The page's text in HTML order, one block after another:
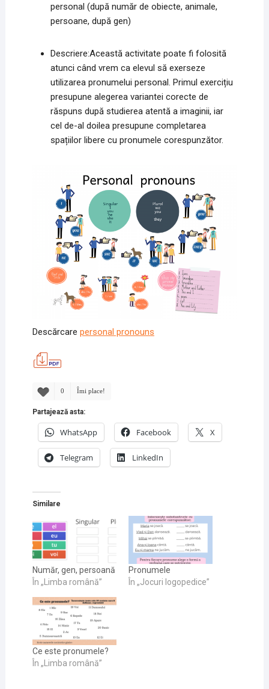
personal (după număr de obiecte, animale,
persoane, după gen)
Descriere:Această activitate poate fi folosită
atunci când vrem ca elevul să exerseze
utilizarea pronumelui personal. Primul exercițiu
presupune alegerea variantei corecte de
răspuns după studierea atentă a imaginii, iar
cel de-al doilea presupune completarea
spațiilor libere cu pronumele corespunzător.
Descărcare personal pronouns
0 Îmi place!
Partajează asta:
WhatsApp Facebook X
Telegram LinkedIn
Similare
Număr, gen, persoană
În „Limba română”
Pronumele
În „Jocuri logopedice”
Ce este pronumele?
În „Limba română”